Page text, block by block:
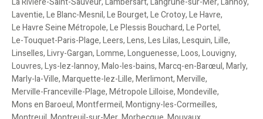
Laventie,Le Blanc-Mesnil,Le Bourget,Le Crotoy,Le Havre,
Le Havre Seine Métropole,Le Plessis Bouchard,Le Portel,
Le-Touquet-Paris-Plage,Leers,Lens,Les Lilas,Lesquin,Lille,
Linselles,Livry-Gargan,Lomme,Longuenesse,Loos,Louvigny,
Louvres,Lys-lez-lannoy,Malo-les-bains,Marcq-en-Barœul,Marly,
Marly-la-Ville,Marquette-lez-Lille,Merlimont,Merville,
Merville-Franceville-Plage,Métropole Lilloise,Mondeville,
Mons en Baroeul,Montfermeil,Montigny-les-Cormeilles,